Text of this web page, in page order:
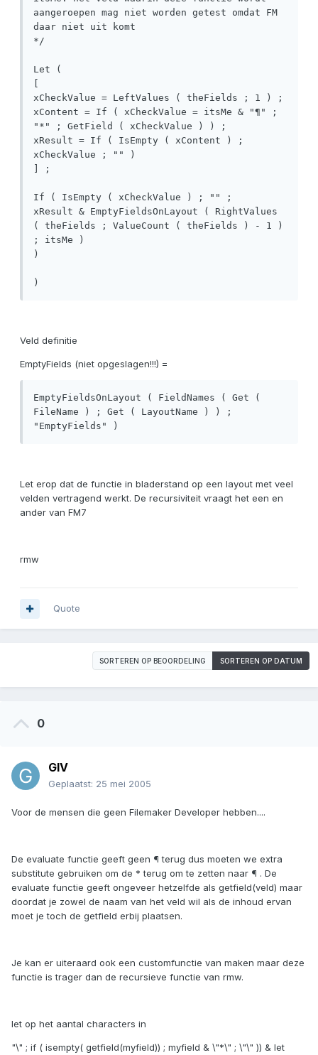
aangeroepen mag niet worden getest omdat FM
daar niet uit komt
*/
Let (
xCheckValue = LeftValues ( theFields ; 1 ) ;
xContent = If ( xCheckValue = itsMe & "¶" ;
"*" ; GetField ( xCheckValue ) ) ;
xResult = If ( IsEmpty ( xContent ) ;
xCheckValue ; "" )
] ;
If ( IsEmpty ( xCheckValue ) ; "" ;
xResult & EmptyFieldsOnLayout ( RightValues
( theFields ; ValueCount ( theFields ) - 1 )
; itsMe )
)
)
Veld definitie
EmptyFields (niet opgeslagen!!!) =
EmptyFieldsOnLayout ( FieldNames ( Get (
FileName ) ; Get ( LayoutName ) ) ;
"EmptyFields" )
Let erop dat de functie in bladerstand op een layout met veel
velden vertragend werkt. De recursiviteit vraagt het een en
ander van FM7
rmw
Quote
SORTEREN OP BEOORDELING SORTEREN OP DATUM
0
GlV
Geplaatst: 25 mei 2005
Voor de mensen die geen Filemaker Developer hebben....
De evaluate functie geeft geen ¶ terug dus moeten we extra
substitute gebruiken om de * terug om te zetten naar ¶ . De
evaluate functie geeft ongeveer hetzelfde als getfield(veld) maar
doordat je zowel de naam van het veld wil als de inhoud ervan
moet je toch de getfield erbij plaatsen.
Je kan er uiteraard ook een customfunctie van maken maar deze
functie is trager dan de recursieve functie van rmw.
let op het aantal characters in
"\" ; if ( isempty( getfield(myfield)) ; myfield & \"*\" ; \"\" )) & let